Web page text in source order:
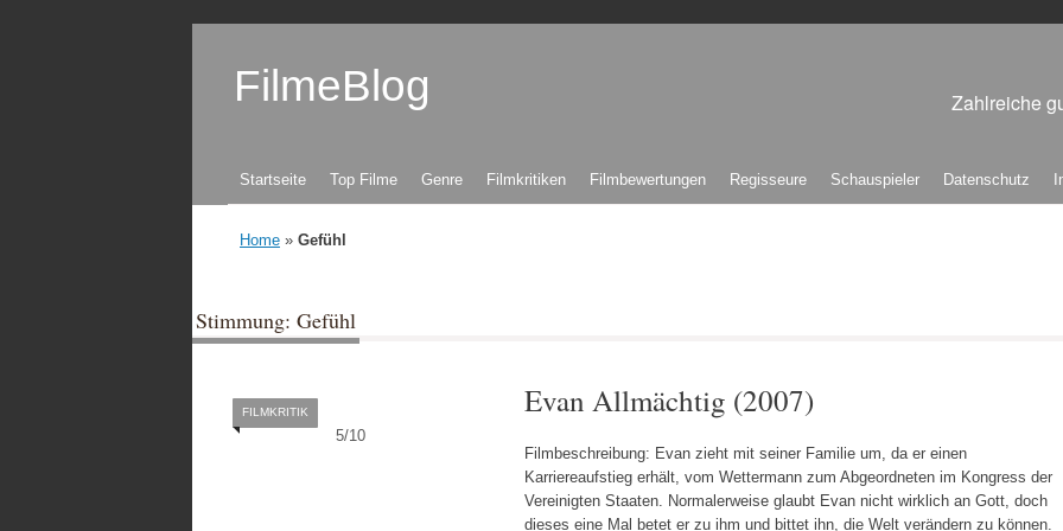
FilmeBlog Zahlreiche
Zum Inhalt springen
Startseite Top Filme Genre Filmkritiken Filmbewertungen Regisseure Schauspieler Datenschutz
Home » Gefühl
Stimmung: Gefühl
5/10
FILMKRITIK Evan Allmächtig (2007)
Filmbeschreibung: Evan zieht mit seiner Familie um, da er einen
Karriereaufstieg erhält, vom Wettermann zum Abgeordneten im Kongress der
Vereinigten Staaten. Normalerweise glaubt Evan nicht wirklich an Gott, doch
dieses eine Mal betet er zu ihm und bittet ihn, die Welt verändern zu können.